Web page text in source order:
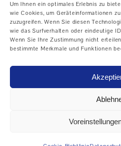
Um Ihnen ein optimales Erlebnis zu
wie Cookies, um Geräteinformationen
zuzugreifen. Wenn Sie diesen
wie das Surfverhalten oder eindeutige
Wenn Sie Ihre Zustimmung nicht
bestimmte Merkmale und Funktionen
CNC-Drehmaschinen
Zyklengesteuerte
Horizontale
Universal-
Vertikale